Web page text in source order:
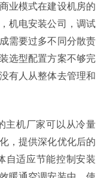
业模式在建设机房的
机电安装公司，调试
需要过多不同分散责
选型配置方案不够完
有人从整体去管理和
主机厂家可以从冷量
，提供深化优化后的
自适应节能控制安装